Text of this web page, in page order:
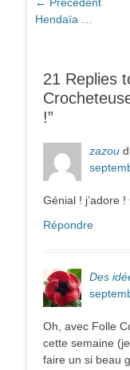
de
Article
Hendaïa …
21 Replies
!”
zazou
Génial ! j’adore !
Répondre
Des
Oh, avec Folle
cette semaine
faire un si beau